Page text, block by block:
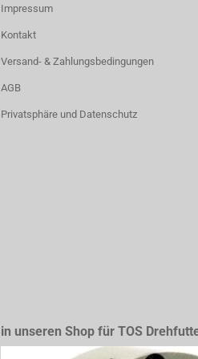
Impressum
Kontakt
Versand- & Zahlungsbedingungen
AGB
Privatsphäre und Datenschutz
in unseren Shop für TOS